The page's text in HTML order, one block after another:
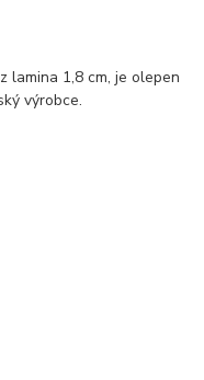
lamina 1,8 cm, je olepen
výrobce.